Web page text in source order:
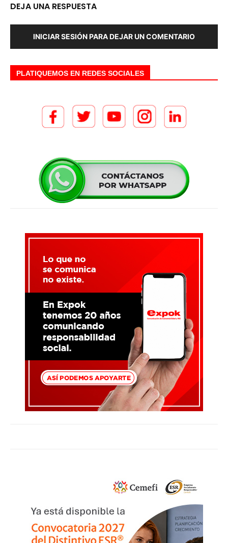
DEJA UNA RESPUESTA
INICIAR SESIÓN PARA DEJAR UN COMENTARIO
PLATIQUEMOS EN REDES SOCIALES